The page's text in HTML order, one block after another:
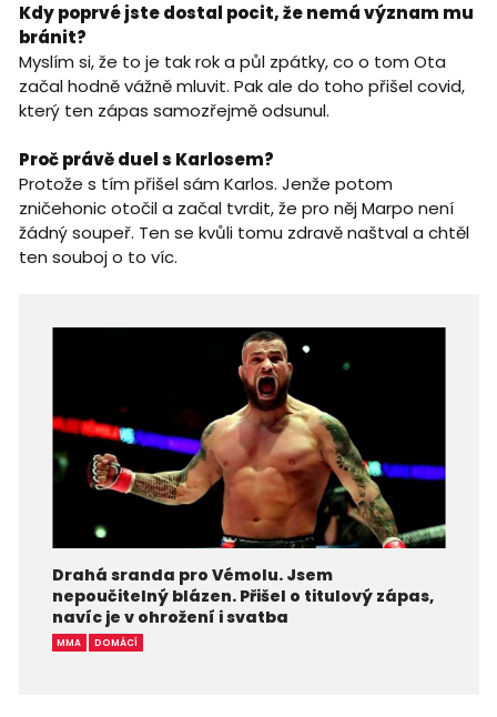
Kdy poprvé jste dostal pocit, že nemá význam mu
bránit?
Myslím si, že to je tak rok a půl zpátky, co o tom Ota
začal hodně vážně mluvit. Pak ale do toho přišel covid,
který ten zápas samozřejmě odsunul.
Proč právě duel s Karlosem?
Protože s tím přišel sám Karlos. Jenže potom
zničehonic otočil a začal tvrdit, že pro něj Marpo není
žádný soupeř. Ten se kvůli tomu zdravě naštval a chtěl
ten souboj o to víc.
Drahá sranda pro Vémolu. Jsem
nepoučitelný blázen. Přišel o titulový zápas,
navíc je v ohrožení i svatba
MMA DOMÁCÍ